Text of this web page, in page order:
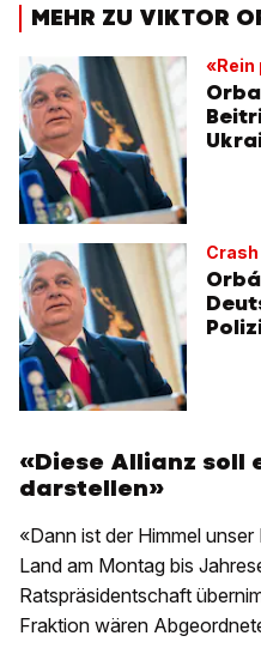
MEHR ZU VIKTOR
«Diese Allianz soll
darstellen»
«Dann ist der Himmel
Land am Montag bis
Ratspräsidentschaft
Fraktion wären